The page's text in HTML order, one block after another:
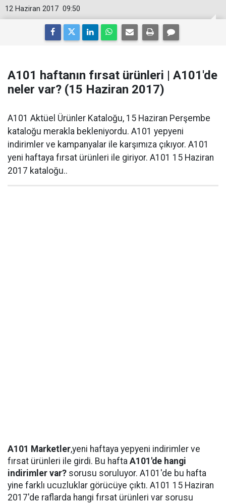
09:50
12 Haziran 2017
A101 haftanın fırsat ürünleri | A101'de
neler var? (15 Haziran 2017)
A101 Aktüel Ürünler Kataloğu, 15 Haziran Perşembe
kataloğu merakla bekleniyordu. A101 yepyeni
indirimler ve kampanyalar ile karşımıza çıkıyor. A101
yeni haftaya fırsat ürünleri ile giriyor. A101 15 Haziran
2017 kataloğu..
A101 Marketler,yeni haftaya yepyeni indirimler ve
fırsat ürünleri ile girdi. Bu hafta A101'de hangi
indirimler var? sorusu soruluyor. A101'de bu hafta
yine farklı ucuzluklar görücüye çıktı. A101 15 Haziran
2017'de raflarda hangi fırsat ürünleri var sorusu